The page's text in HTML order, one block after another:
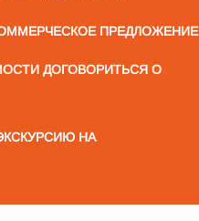
ПРЕДЛОЖЕНИЕ
ДОГОВОРИТЬСЯ О
НА